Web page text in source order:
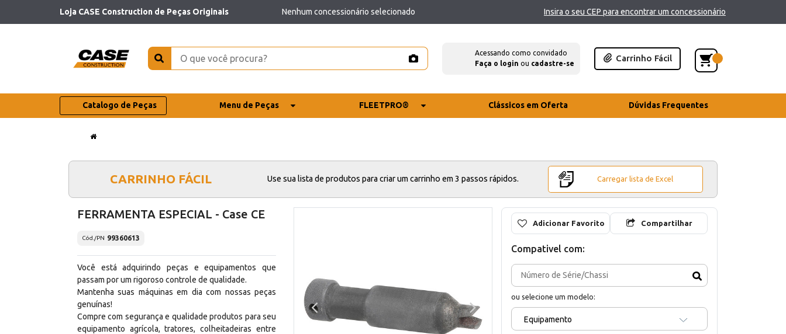
Loja CASE Construction de Peças Originais Nenhum concessionário selecionado Insira o seu CEP para encontrar um concessionário
Acessando como convidado
Faça o login ou cadastre-se
Carrinho Fácil
Catalogo de Peças Menu de Peças FLEETPRO® Clássicos em Oferta Dúvidas Frequentes
CARRINHO FÁCIL Use sua lista de produtos para criar um carrinho em 3 passos rápidos. Carregar lista de Excel
FERRAMENTA ESPECIAL - Case CE
Cód./PN 99360613
Você está adquirindo peças e equipamentos que
passam por um rigoroso controle de qualidade.
Mantenha suas máquinas em dia com nossas peças
genuínas!
Compre com segurança e qualidade produtos para seu
equipamento agrícola, tratores, colheitadeiras entre
Adicionar Favorito Compartilhar
Compativel com:
ou selecione um modelo:
Equipamento